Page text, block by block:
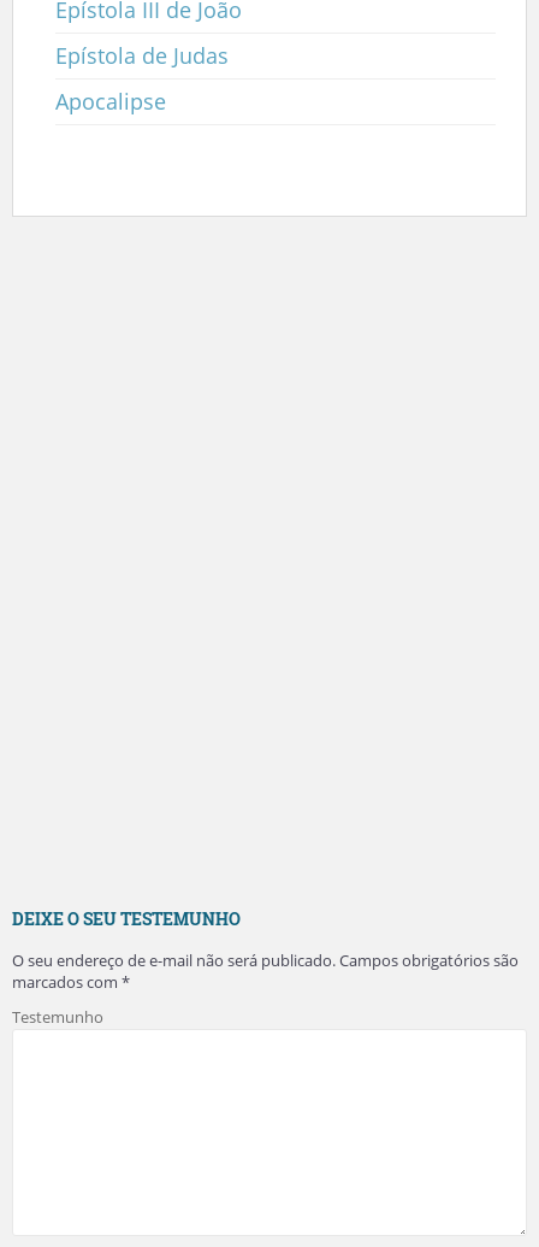
Epístola III de João
Epístola de Judas
Apocalipse
DEIXE O SEU TESTEMUNHO
O seu endereço de e-mail não será publicado.Campos obrigatórios são
marcados com *
Testemunho